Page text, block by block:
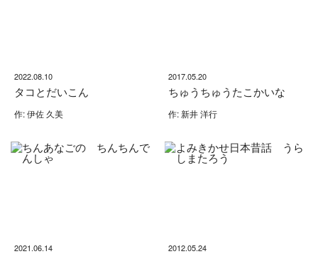
2022.08.10
タコとだいこん
作: 伊佐 久美
2017.05.20
ちゅうちゅうたこかいな
作: 新井 洋行
2021.06.14 2012.05.24